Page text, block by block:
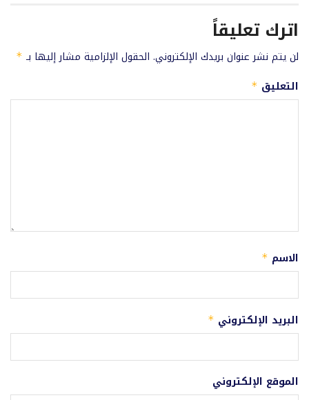
اترك تعليقاً
لن يتم نشر عنوان بريدك الإلكتروني. الحقول الإلزامية مشار إليها بـ *
التعليق *
الاسم *
البريد الإلكتروني *
الموقع الإلكتروني